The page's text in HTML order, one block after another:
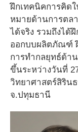
ฝึกเทคนิคการคิดใ
หมายด้านการตล
ได้จริง รวมถึงได้
ออกบบผลิตภัณฑ์
การทำกลยุทธ์ด้า
ขึ้นระหว่างวันที่
วิทยาศาสตร์สิริน
จ.ปทุมธานี